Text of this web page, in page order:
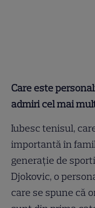
Care este
admiri cel mai
Iubesc tenisul,
importantă în
generație de
Djokovic, o
care se spune că